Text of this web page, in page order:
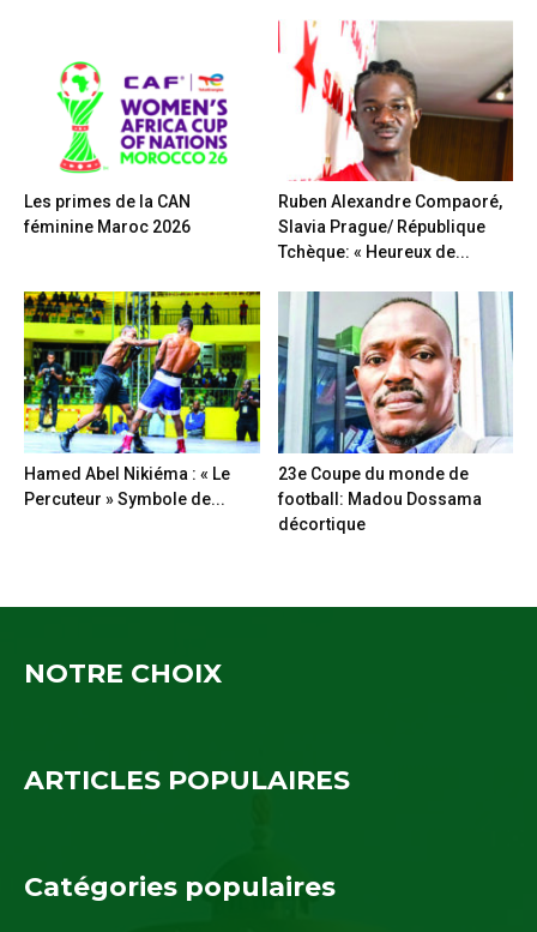
Les primes de la CAN
féminine Maroc 2026
Ruben Alexandre Compaoré,
Slavia Prague/ République
Tchèque: « Heureux de...
Hamed Abel Nikiéma : « Le
Percuteur » Symbole de...
23e Coupe du monde de
football: Madou Dossama
décortique
NOTRE CHOIX
ARTICLES POPULAIRES
Catégories populaires